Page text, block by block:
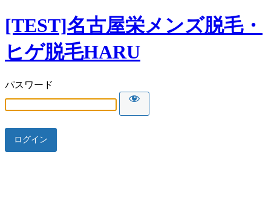
[TEST]名古屋栄メンズ脱毛・
ヒゲ脱毛HARU
パスワード